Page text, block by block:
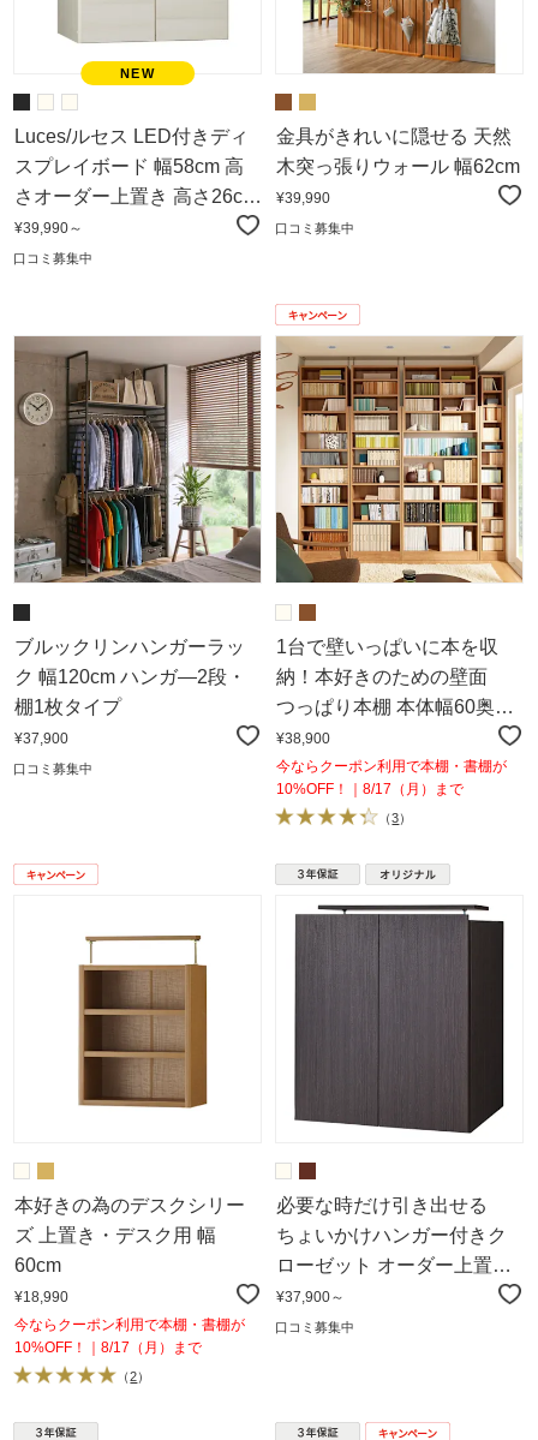
Luces/ルセス LED付きディ
スプレイボード 幅58cm 高
さオーダー上置き 高さ26cm
～90cm（1cm単位オー
ダー）
¥39,990～
口コミ募集中
金具がきれいに隠せる 天然
木突っ張りウォール 幅62cm
¥39,990
口コミ募集中
ブルックリンハンガーラッ
ク 幅120cm ハンガ―2段・
棚1枚タイプ
¥37,900
口コミ募集中
1台で壁いっぱいに本を収
納！本好きのための壁面
つっぱり本棚 本体幅60奥行
29.5cm
¥38,900
今ならクーポン利用で本棚・書棚が
10%OFF！｜8/17（月）まで
（3）
本好きの為のデスクシリー
ズ 上置き・デスク用 幅
60cm
¥18,990
今ならクーポン利用で本棚・書棚が
10%OFF！｜8/17（月）まで
（2）
必要な時だけ引き出せる
ちょいかけハンガー付きク
ローゼット オーダー上置き
幅60cm・高さ50～90cm
¥37,900～
口コミ募集中